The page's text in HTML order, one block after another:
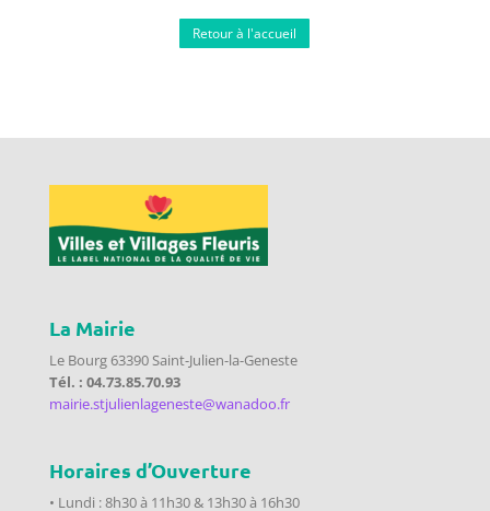
Retour à l'accueil
La Mairie
Le Bourg 63390 Saint-Julien-la-Geneste
Tél. : 04.73.85.70.93
mairie.stjulienlageneste@wanadoo.fr
Horaires d’Ouverture
• Lundi : 8h30 à 11h30 & 13h30 à 16h30